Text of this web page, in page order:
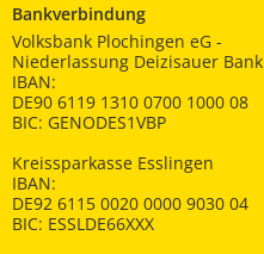
Bankverbindung
Volksbank Plochingen eG -
Niederlassung Deizisauer Bank
IBAN:
DE90 6119 1310 0700 1000 08
BIC: GENODES1VBP
Kreissparkasse Esslingen
IBAN:
DE92 6115 0020 0000 9030 04
BIC: ESSLDE66XXX